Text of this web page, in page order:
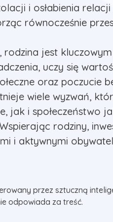
i osłabienia
równocześnie
rodzina jest
uczy się
oraz poczucie
wiele wyzwań,
jak i społeczeństwo
rodziny,
i aktywnymi
przez sztuczną
odpowiada za treść.